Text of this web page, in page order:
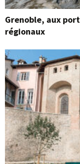
Grenoble, aux
régionaux